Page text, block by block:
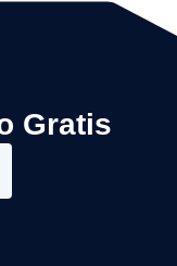
Gratis